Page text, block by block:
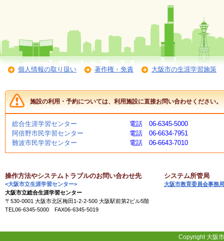
個人情報の取り扱い 著作権・免責 大阪市の生涯学習施策
施設の利用・予約については、利用施設に直接お問い合わせください。
総合生涯学習センター
電話 06-6345-5000
阿倍野市民学習センター
電話 06-6634-7951
難波市民学習センター
電話 06-6643-7010
操作方法やシステムトラブルのお問い合わせ先
<大阪市立生涯学習センター>
大阪市立総合生涯学習センター
〒530-0001 大阪市北区梅田1-2-2-500 大阪駅前第2ビル5階
TEL06-6345-5000 FAX06-6345-5019
システム所管局
大阪市教育委員会事務局
Copyright 大阪